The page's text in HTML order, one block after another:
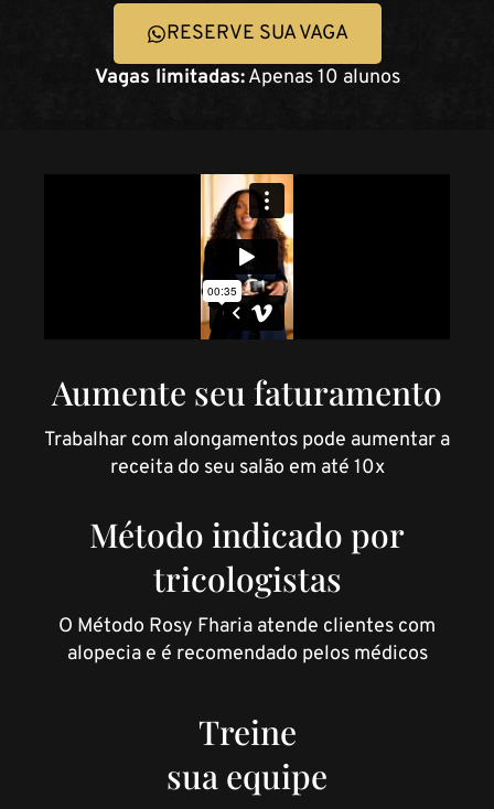
RESERVE SUA VAGA
Vagas limitadas:Apenas 10 alunos
Aumente seu faturamento
Trabalhar com alongamentos pode aumentar a
receita do seu salão em até 10x
Método indicado por
tricologistas
O Método Rosy Fharia atende clientes com
alopecia e é recomendado pelos médicos
Treine
sua equipe